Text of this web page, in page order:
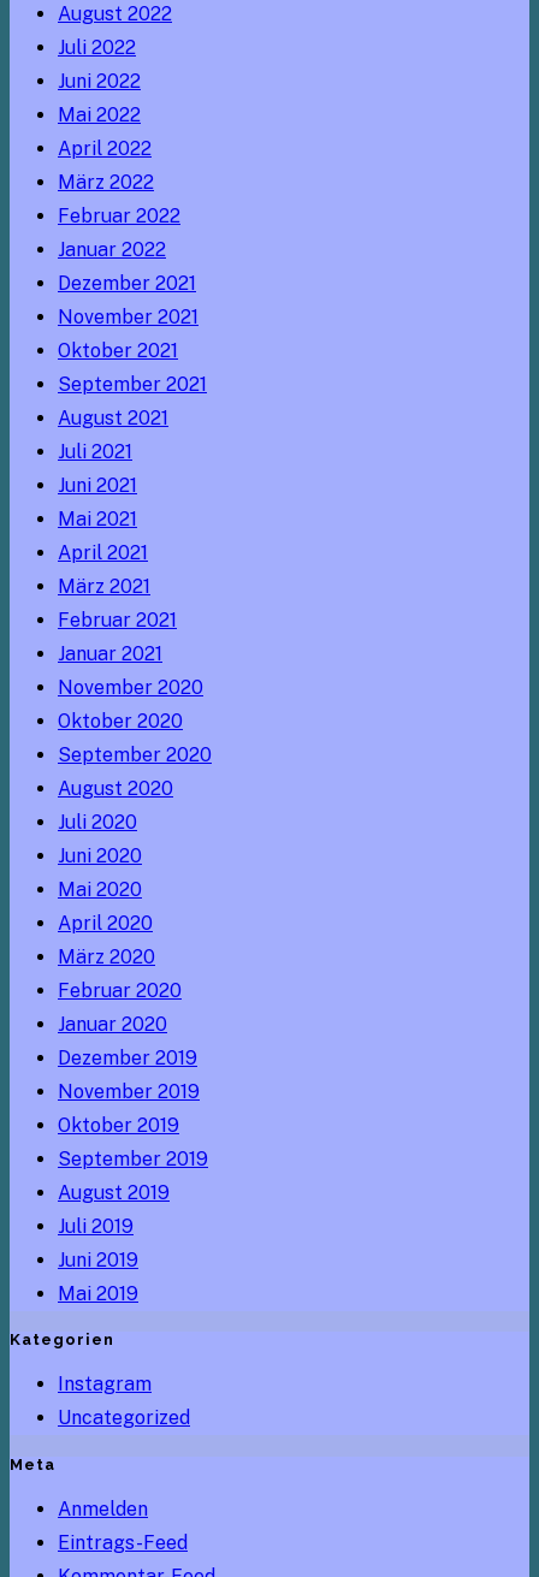
August 2022
Juli 2022
Juni 2022
Mai 2022
April 2022
März 2022
Februar 2022
Januar 2022
Dezember 2021
November 2021
Oktober 2021
September 2021
August 2021
Juli 2021
Juni 2021
Mai 2021
April 2021
März 2021
Februar 2021
Januar 2021
November 2020
Oktober 2020
September 2020
August 2020
Juli 2020
Juni 2020
Mai 2020
April 2020
März 2020
Februar 2020
Januar 2020
Dezember 2019
November 2019
Oktober 2019
September 2019
August 2019
Juli 2019
Juni 2019
Mai 2019
Kategorien
Instagram
Uncategorized
Meta
Anmelden
Eintrags-Feed